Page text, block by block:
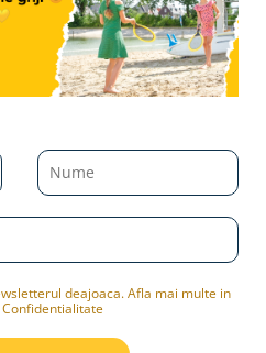
deajoaca. Afla mai multe in